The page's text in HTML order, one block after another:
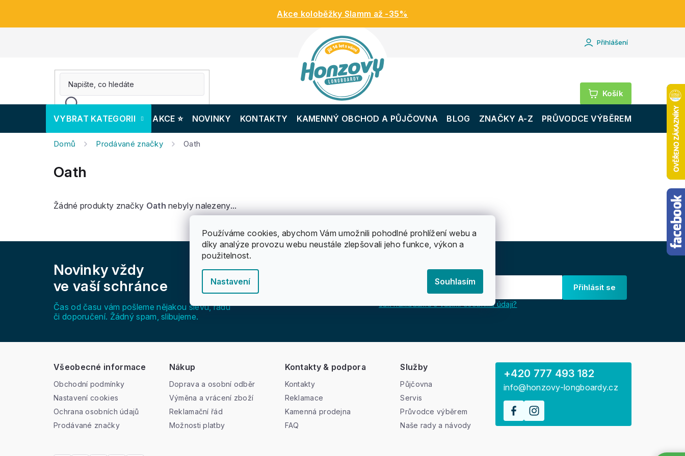
Používáme cookies, abychom Vám umožnili pohodlné prohlížení webu a
díky analýze provozu webu neustále zlepšovali jeho funkce, výkon a
použitelnost.
Nastavení Souhlasím
Akce koloběžky Slamm až -35%
Přihlášení
Nákupní
košík
VYBRAT KATEGORII AKCE ⭐️ NOVINKY KONTAKTY KAMENNÝ OBCHOD A PŮJČOVNA BLOG ZNAČKY A-Z PRŮVODCE VÝBĚREM
Domů Prodávané značky Oath
Oath
Žádné produkty značky Oath nebyly nalezeny...
Novinky vždy
ve vaší schránce
Čas od času vám pošleme nějakou slevu, radu
či doporučení. Žádný spam, slibujeme.
Přihlásit se
Jak nakládáme s vašimi osobními údaji?
Všeobecné informace
Obchodní podmínky
Nastavení cookies
Ochrana osobních údajů
Prodávané značky
Nákup
Doprava a osobní odběr
Výměna a vrácení zboží
Reklamační řád
Možnosti platby
Kontakty & podpora
Kontakty
Reklamace
Kamenná prodejna
FAQ
Služby
Půjčovna
Servis
Průvodce výběrem
Naše rady a návody
+420 777 493 182
info@honzovy-longboardy.cz